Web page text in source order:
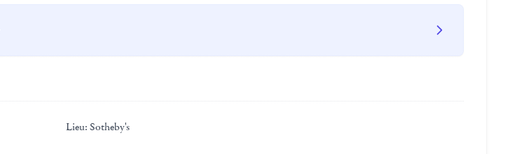
Lieu: Sotheby's